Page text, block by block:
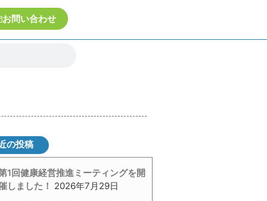
お問い合わせ
の投稿
1回健康経営推進ミーティングを開
しました！ 2026年7月29日